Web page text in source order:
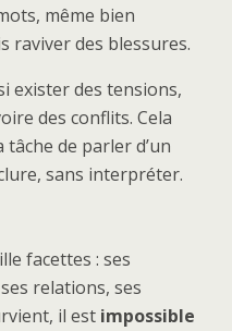
même bien
raviver des blessures.
exister des tensions,
des conflits. Cela
de parler d’un
sans interpréter.
facettes : ses
relations, ses
il est impossible